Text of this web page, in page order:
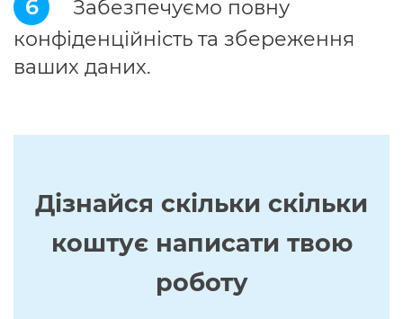
6
Забезпечуємо повну
конфіденційність та збереження
ваших даних.
Дізнайся скільки скільки
коштує написати твою
роботу